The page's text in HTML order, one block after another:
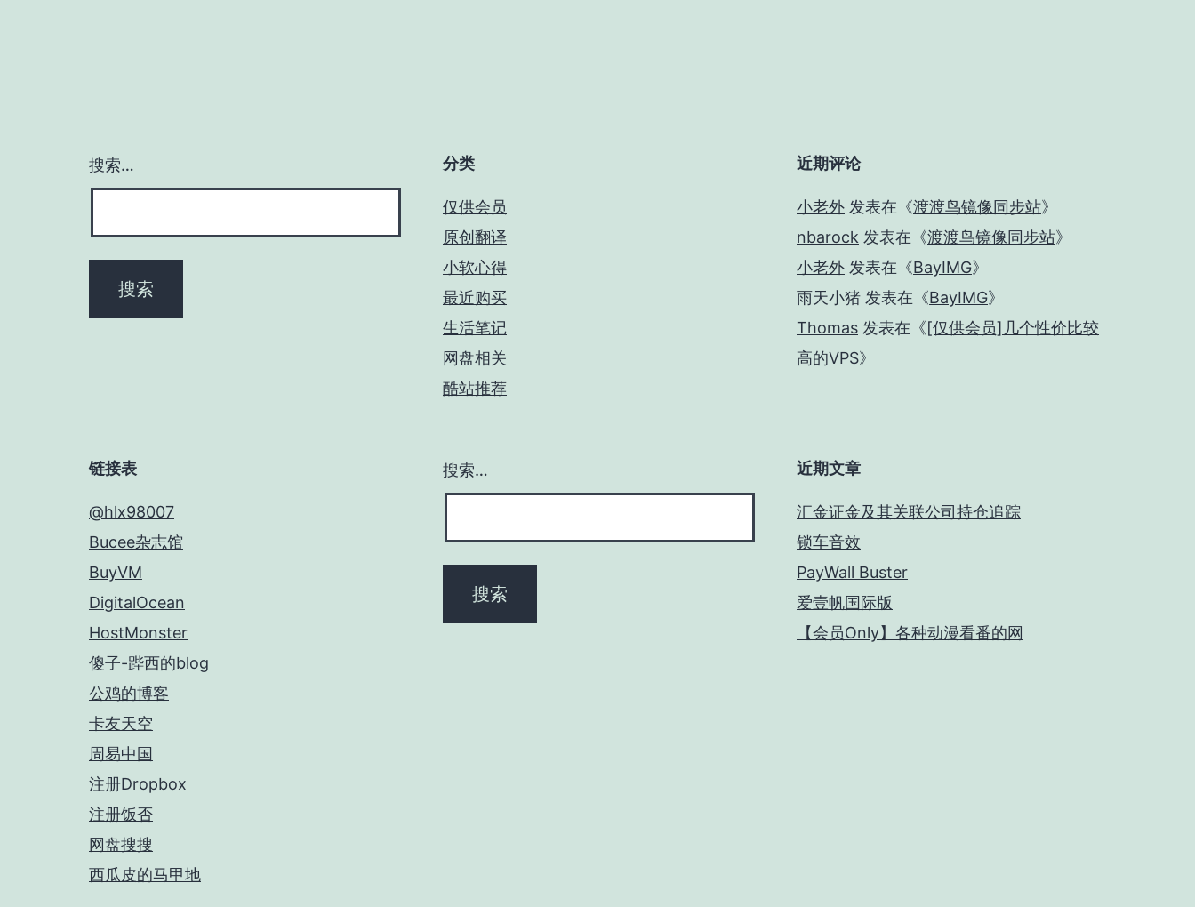
搜索… 分类
仅供会员
原创翻译
小软心得
最近购买
生活笔记
网盘相关
酷站推荐
近期评论
小老外 发表在《渡渡鸟镜像同步站》
nbarock 发表在《渡渡鸟镜像同步站》
小老外 发表在《BayIMG》
雨天小猪 发表在《BayIMG》
Thomas 发表在《[仅供会员]几个性价比较
高的VPS》
链接表
@hlx98007
Bucee杂志馆
BuyVM
DigitalOcean
HostMonster
傻子-跸西的blog
公鸡的博客
卡友天空
周易中国
注册Dropbox
注册饭否
网盘搜搜
西瓜皮的马甲地
搜索… 近期文章
汇金证金及其关联公司持仓追踪
锁车音效
PayWall Buster
爱壹帆国际版
【会员Only】各种动漫看番的网